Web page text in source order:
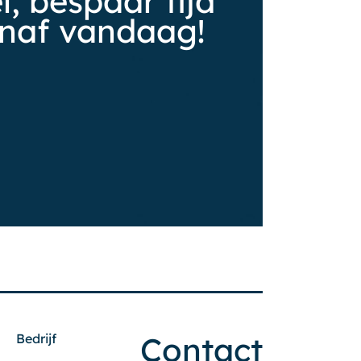
vandaag!
Bedrijf Contact